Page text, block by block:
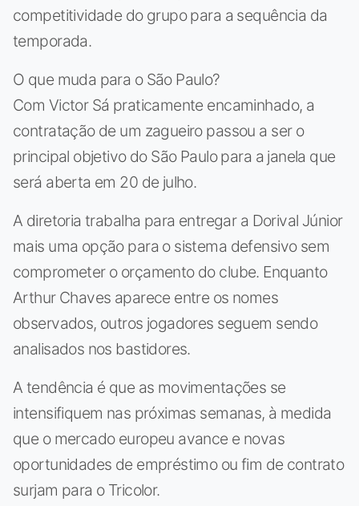
competitividade do grupo para a sequência da
temporada.
O que muda para o São Paulo?
Com Victor Sá praticamente encaminhado, a
contratação de um zagueiro passou a ser o
principal objetivo do São Paulo para a janela que
será aberta em 20 de julho.
A diretoria trabalha para entregar a Dorival Júnior
mais uma opção para o sistema defensivo sem
comprometer o orçamento do clube. Enquanto
Arthur Chaves aparece entre os nomes
observados, outros jogadores seguem sendo
analisados nos bastidores.
A tendência é que as movimentações se
intensifiquem nas próximas semanas, à medida
que o mercado europeu avance e novas
oportunidades de empréstimo ou fim de contrato
surjam para o Tricolor.